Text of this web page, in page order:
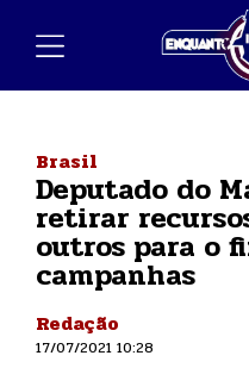
Brasil
Deputado do
retirar
outros para o
campanhas
Redação
17/07/2021 10:28